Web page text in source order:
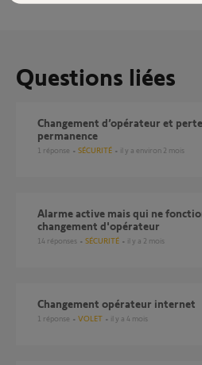
Questions liées
Changement d’opérateur et perte de wifi sur caméras en
permanence
1 réponse SÉCURITÉ il y a environ 2 mois
Alarme active mais qui ne fonctionne pas suite à un
changement d'opérateur
14 réponses SÉCURITÉ il y a 2 mois
changement opérateur internet
1 réponse VOLET il y a 4 mois